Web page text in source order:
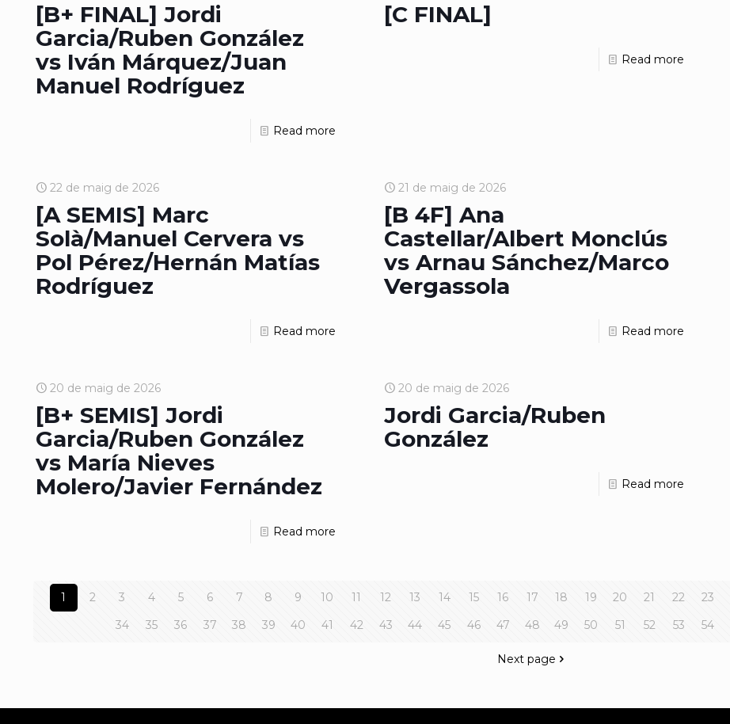
[B+ FINAL] Jordi
Garcia/Ruben González
vs Iván Márquez/Juan
Manuel Rodríguez
Read more
[C FINAL]
Read more
22 de maig de 2026
[A SEMIS] Marc
Solà/Manuel Cervera vs
Pol Pérez/Hernán Matías
Rodríguez
Read more
21 de maig de 2026
[B 4F] Ana
Castellar/Albert Monclús
vs Arnau Sánchez/Marco
Vergassola
Read more
20 de maig de 2026
[B+ SEMIS] Jordi
Garcia/Ruben González
vs María Nieves
Molero/Javier Fernández
Read more
20 de maig de 2026
Jordi Garcia/Ruben
González
Read more
1 2 3 4 5 6 7 8 9 10 11 12 13 14 15 16 17 18 19 20 21 22 23
34
35 36 37 38 39 40 41 42 43 44 45 46 47 48 49 50 51 52 53 54
Next page